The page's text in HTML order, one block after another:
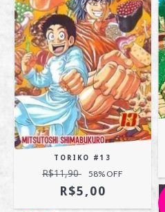
TORIKO #13
R$11,90 58% OFF
R$5,00